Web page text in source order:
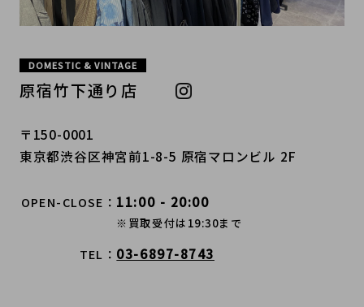
DOMESTIC & VINTAGE
原宿竹下通り店
〒150-0001
東京都渋谷区神宮前1-8-5 原宿マロンビル 2F
OPEN-CLOSE 11:00 - 20:00
※買取受付は19:30まで
TEL 03-6897-8743